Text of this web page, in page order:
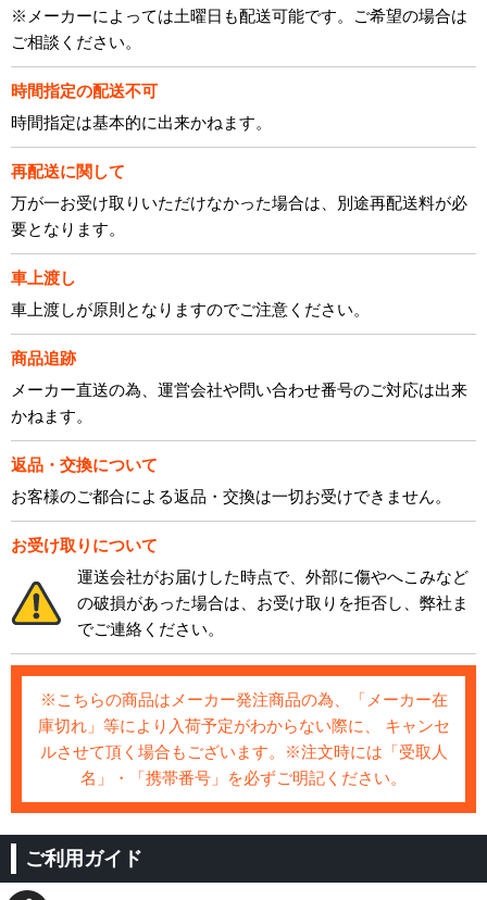
※メーカーによっては土曜日も配送可能です。ご希望の場合は
ご相談ください。
時間指定の配送不可
時間指定は基本的に出来かねます。
再配送に関して
万が一お受け取りいただけなかった場合は、別途再配送料が必
要となります。
車上渡し
車上渡しが原則となりますのでご注意ください。
商品追跡
メーカー直送の為、運営会社や問い合わせ番号のご対応は出来
かねます。
返品・交換について
お客様のご都合による返品・交換は一切お受けできません。
お受け取りについて
運送会社がお届けした時点で、外部に傷やへこみなど
の破損があった場合は、お受け取りを拒否し、弊社ま
でご連絡ください。
※こちらの商品はメーカー発注商品の為、「メーカー在
庫切れ」等により入荷予定がわからない際に、 キャンセ
ルさせて頂く場合もございます。※注文時には「受取人
名」・「携帯番号」を必ずご明記ください。
ご利用ガイド